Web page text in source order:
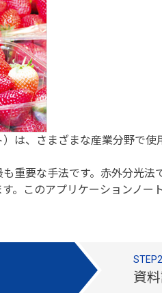
は、さまざまな産業分野で
重要な手法です。赤外分光
。このアプリケーションノ
STEP2
資